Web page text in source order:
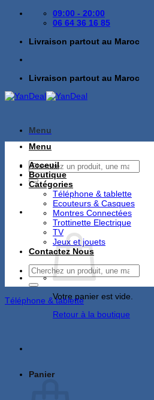
Passer
09:00 - 20:00
06 64 36 16 85
Livraison partout au Maroc
Livraison partout au Maroc
Menu
Recherche
pour :
Votre panier est vide.
Retour à la boutique
Panier
Menu
Acceuil
Boutique
Catégories
Téléphone & tablette
Ecouteurs & Casques
Montres Connectées
Trottinette Electrique
TV
Jeux et jouets
Contactez Nous
Recherche
pour :
Téléphone & tablette